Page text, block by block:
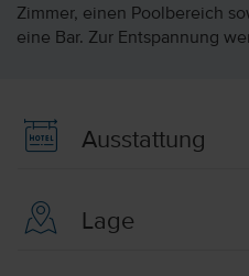
Zimmer, einen Poolbereich
eine Bar. Zur Entspannung
Ausstattung
Lage